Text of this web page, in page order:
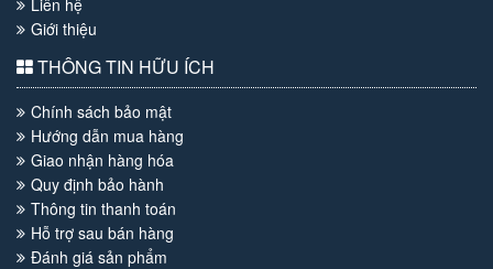
Liên hệ
Giới thiệu
THÔNG TIN HỮU ÍCH
Chính sách bảo mật
Hướng dẫn mua hàng
Giao nhận hàng hóa
Quy định bảo hành
Thông tin thanh toán
Hỗ trợ sau bán hàng
Đánh giá sản phẩm